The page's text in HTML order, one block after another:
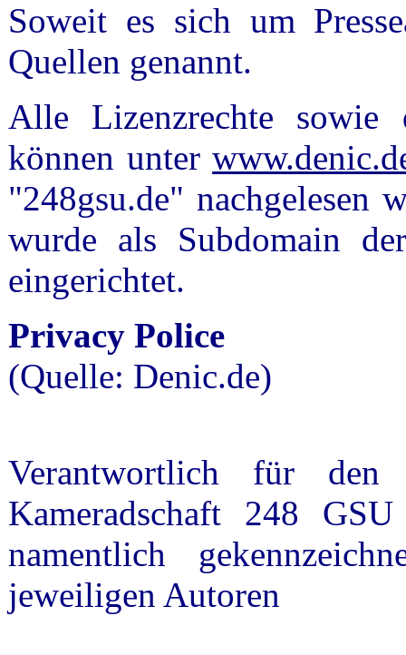
Soweit es sich um
Quellen genannt.
Alle Lizenzrechte sowie
können unter
"248gsu.de" nachgelesen
wurde als Subdomain
eingerichtet.
Privacy Police
(Quelle: Denic.de)
Verantwortlich für
Kameradschaft 248
namentlich
jeweiligen Autoren